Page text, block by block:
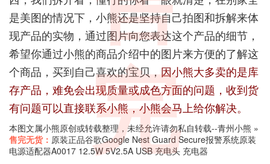
是美图的情况下，小熊还是坚持自己拍图和拆解来体
现产品的实物，通过图片向您表达这个产品的细节，
希望你通过小熊的商品介绍中的图片来方便的了解这
个商品，买到自己喜欢的宝贝，因小熊大多卖的是库
存产品，难免会出现质量或成色方面的问题，收到货
有问题可以直接联系小熊，小熊会马上给你解决。
本图文属小熊原创或转载整理，未经允许请勿私自转载--青州小熊 »
售完无货： 原装正品谷歌Google Nest Guard Secure报警系统原装
电源适配器A0017 12.5W 5V2.5A USB 充电头 充电器
完